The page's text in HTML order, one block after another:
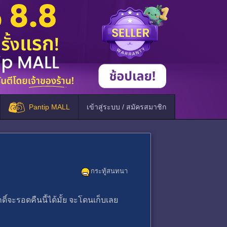
Pantip MALL เข้าสู่ระบบ / สมัครสมาชิก
กระทู้สนทนา
จะรอดคืนนี้ได้มั้ย จะโดนเก็บเลย